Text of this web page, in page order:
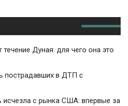
Дуная: для чего она это
пострадавших в ДТП с
исчезла с рынка США: впервые за